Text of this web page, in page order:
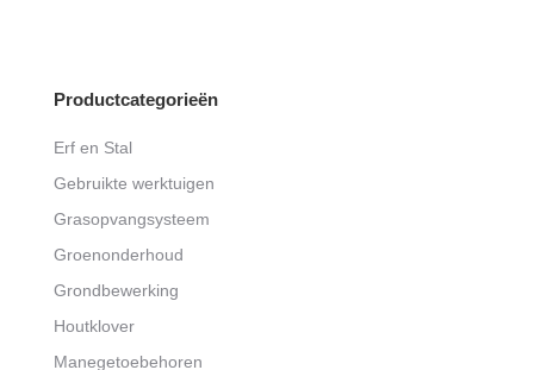
Productcategorieën
Erf en Stal
Gebruikte werktuigen
Grasopvangsysteem
Groenonderhoud
Grondbewerking
Houtklover
Manegetoebehoren